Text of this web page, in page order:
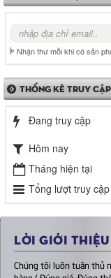
Nhận thư mỗi khi có sản
THỐNG KÊ TRUY CẬP
Đang truy cập
Hôm nay
Tháng hiện tại
Tổng lượt truy cập
LỜI GIỚI THIỆU
Chúng tôi luôn tuân thủ